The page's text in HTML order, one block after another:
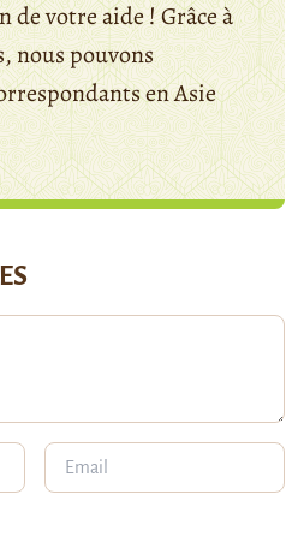
de votre aide ! Grâce à
nous pouvons
en Asie